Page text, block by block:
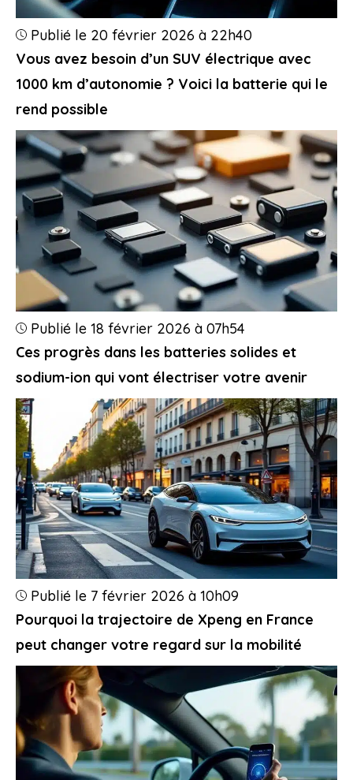
Vous avez besoin d’un SUV électrique avec
1000 km d’autonomie ? Voici la batterie qui le
rend possible
Publié le 20 février 2026 à 22h40
Ces progrès dans les batteries solides et
sodium-ion qui vont électriser votre avenir
Publié le 18 février 2026 à 07h54
Pourquoi la trajectoire de Xpeng en France
peut changer votre regard sur la mobilité
Publié le 7 février 2026 à 10h09